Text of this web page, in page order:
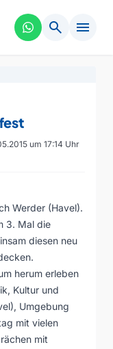
search menu
um 17:14 Uhr
Werder (Havel).
3. Mal die
diesen neu
herum erleben
Kultur und
Umgebung
mit vielen
mit